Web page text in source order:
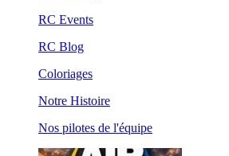
RC Events
RC Blog
Coloriages
Notre Histoire
Nos pilotes de l'équipe